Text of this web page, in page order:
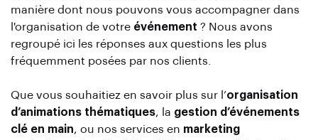
manière dont nous pouvons vous accompagner dans
l'organisation de votre événement ? Nous avons
regroupé ici les réponses aux questions les plus
fréquemment posées par nos clients.
Que vous souhaitiez en savoir plus sur l’organisation
d’animations thématiques, la gestion d’événements
clé en main, ou nos services en marketing